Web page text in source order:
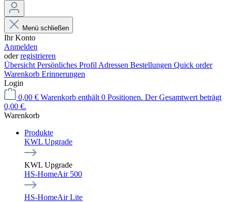
Menü schließen
Ihr Konto
Anmelden
oderregistrieren
Übersicht Persönliches Profil Adressen Bestellungen Quick order
Warenkorb Erinnerungen
Login
0,00 € Warenkorb enthält 0 Positionen. Der Gesamtwert beträgt
0,00 €.
Warenkorb
Produkte
KWL Upgrade
KWL Upgrade
HS-HomeAir 500
HS-HomeAir Lite